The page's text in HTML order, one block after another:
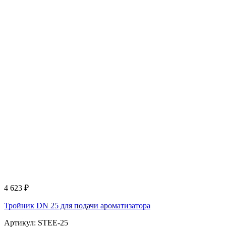
4 623 ₽
Тройник DN 25 для подачи ароматизатора
Артикул: STEE-25